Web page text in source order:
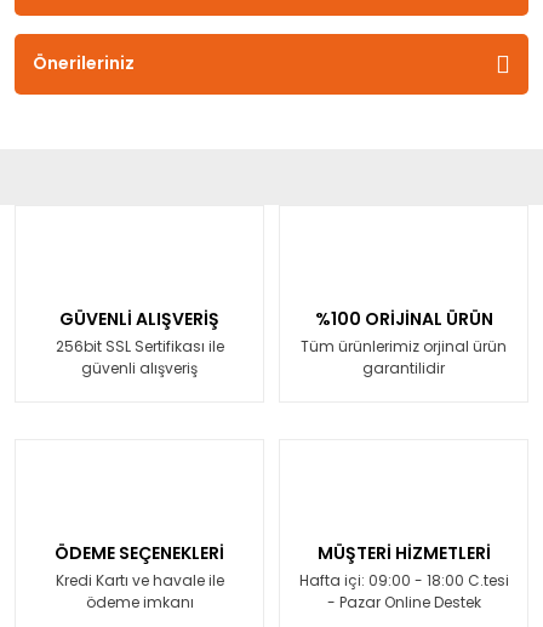
Önerileriniz
GÜVENLİ ALIŞVERİŞ
256bit SSL Sertifikası ile
güvenli alışveriş
%100 ORİJİNAL ÜRÜN
Tüm ürünlerimiz orjinal ürün
garantilidir
ÖDEME SEÇENEKLERİ
Kredi Kartı ve havale ile
ödeme imkanı
MÜŞTERİ HİZMETLERİ
Hafta içi: 09:00 - 18:00 C.tesi
- Pazar Online Destek